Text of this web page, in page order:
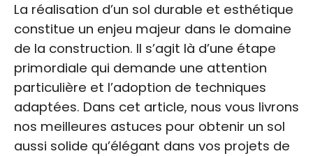
La réalisation d’un sol durable et esthétique
constitue un enjeu majeur dans le domaine
de la construction. Il s’agit là d’une étape
primordiale qui demande une attention
particulière et l’adoption de techniques
adaptées. Dans cet article, nous vous livrons
nos meilleures astuces pour obtenir un sol
aussi solide qu’élégant dans vos projets de